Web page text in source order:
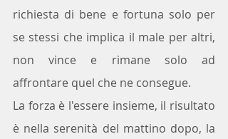
richiesta di bene e fortuna solo per
se stessi che implica il male per altri,
non vince e rimane solo ad
affrontare quel che ne consegue.
La forza è l'essere insieme, il risultato
è nella serenità del mattino dopo, la